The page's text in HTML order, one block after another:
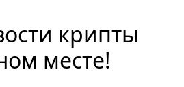
крипты
месте!
сотрудников — ему
40% дня на
Мелкую работу